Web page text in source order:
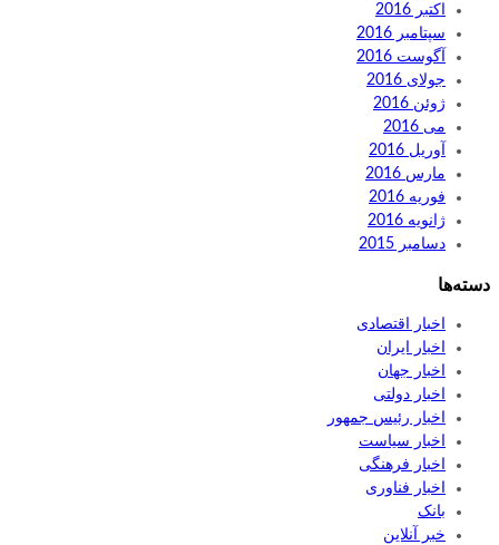
اکتبر 2016
سپتامبر 2016
آگوست 2016
جولای 2016
ژوئن 2016
می 2016
آوریل 2016
مارس 2016
فوریه 2016
ژانویه 2016
دسامبر 2015
دسته‌ها
اخبار اقتصادی
اخبار ایران
اخبار جهان
اخبار دولتی
اخبار رئیس جمهور
اخبار سیاست
اخبار فرهنگی
اخبار فناوری
بانک
خبر آنلاین